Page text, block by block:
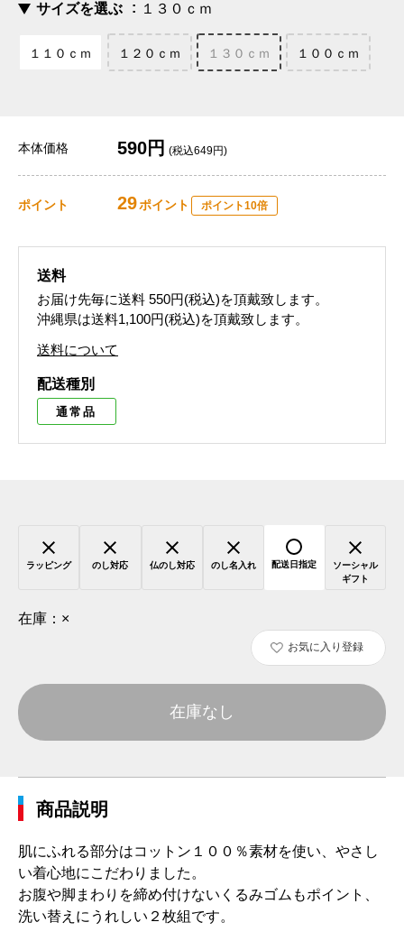
サイズを選ぶ １３０ｃｍ
１１０ｃｍ １２０ｃｍ １３０ｃｍ １００ｃｍ
本体価格 590円 (税込649円)
ポイント 29ポイント ポイント10倍
送料
お届け先毎に送料 550円(税込)を頂戴致します。
沖縄県は送料1,100円(税込)を頂戴致します。
送料について
配送種別
通常品
ラッピング のし対応 仏のし対応 のし名入れ 配送日指定
ソーシャル
ギフト
在庫： ×
お気に入り登録
在庫なし
商品説明
肌にふれる部分はコットン１００％素材を使い、やさし
い着心地にこだわりました。
お腹や脚まわりを締め付けないくるみゴムもポイント、
洗い替えにうれしい２枚組です。